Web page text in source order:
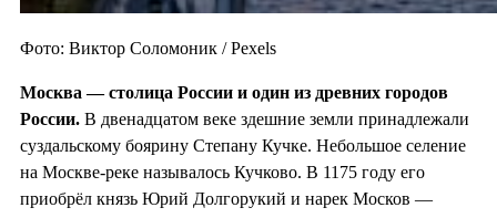
Фото: Виктор Соломоник / Pexels
Москва — столица России и один из древних городов
России. В двенадцатом веке здешние земли принадлежали
суздальскому боярину Степану Кучке. Небольшое селение
на Москве-реке называлось Кучково. В 1175 году его
приобрёл князь Юрий Долгорукий и нарек Москов —